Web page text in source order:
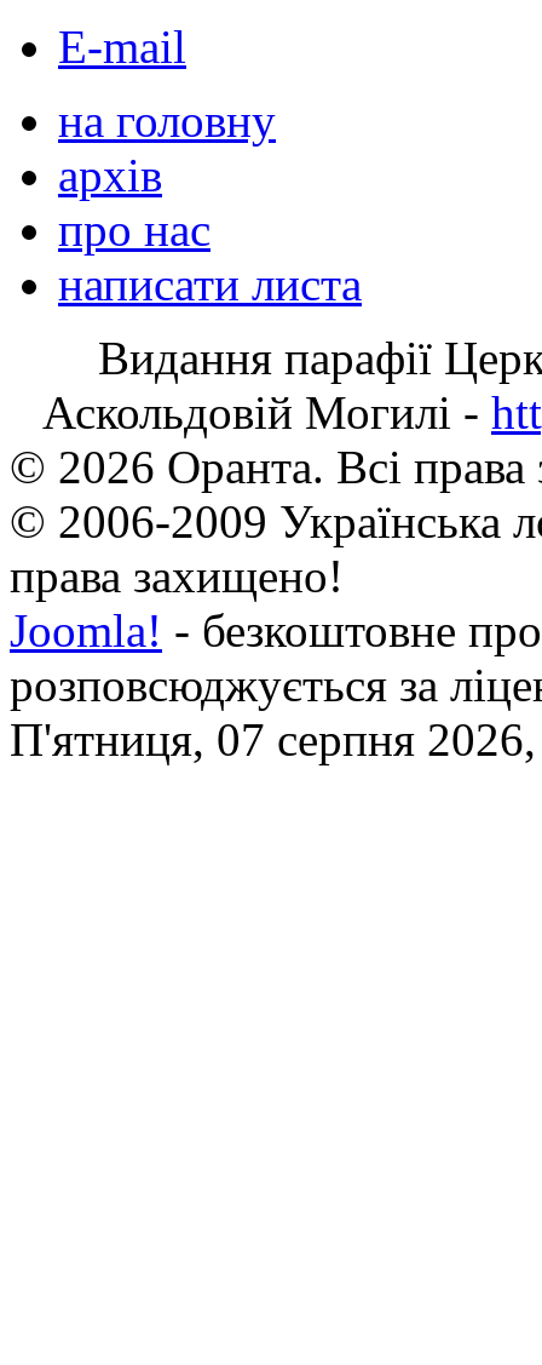
E-mail
на головну
архів
про нас
написати листа
Видання парафії
Аскольдовій Могилі -
© 2026 Оранта. Всі
© 2006-2009 Українська
права захищено!
Joomla! - безкоштовне
розповсюджується за
П'ятниця, 07 серпня